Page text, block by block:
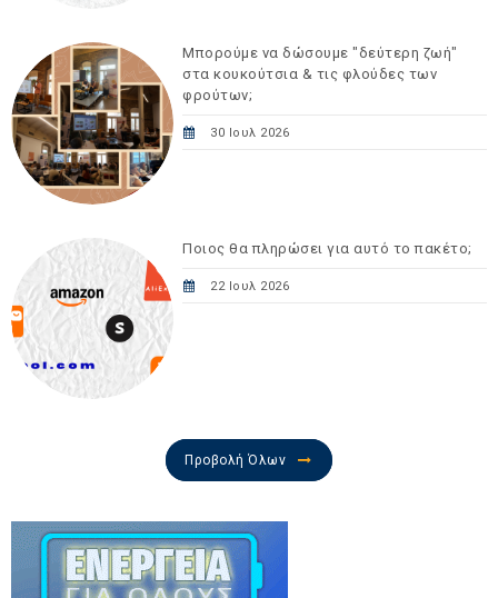
Μπορούμε να δώσουμε "δεύτερη ζωή"
στα κουκούτσια & τις φλούδες των
φρούτων;
30 Ιουλ 2026
Ποιος θα πληρώσει για αυτό το πακέτο;
22 Ιουλ 2026
Προβολή Όλων